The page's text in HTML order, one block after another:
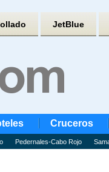
JetBlue
Cruceros
Pedernales-Cabo Rojo